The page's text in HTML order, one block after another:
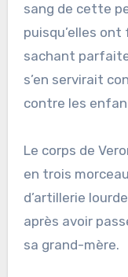
sang de cette
puisqu’elles ont
sachant
s’en servirait
contre les
Le corps de
en trois
d’artillerie
après avoir
sa grand-mère.